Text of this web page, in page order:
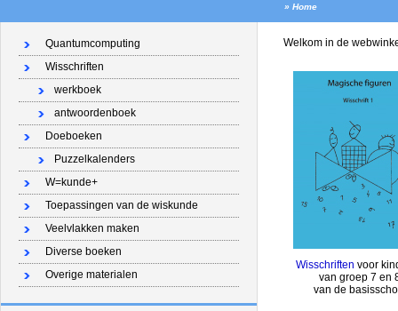
» Home
Quantumcomputing
Wisschriften
werkboek
antwoordenboek
Doeboeken
Puzzelkalenders
W=kunde+
Toepassingen van de wiskunde
Veelvlakken maken
Diverse boeken
Overige materialen
Welkom in de
Wisschriften voor
van groep 7 en
van de